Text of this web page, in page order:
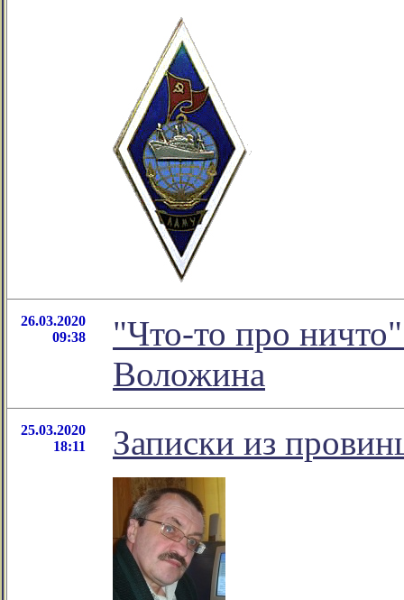
26.03.2020
09:38
"Что-то про
Воложина
25.03.2020
18:11
Записки из